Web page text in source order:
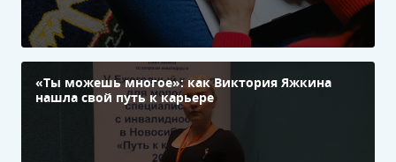
«Ты можешь многое»: как Виктория Яжкина
нашла свой путь к карьере